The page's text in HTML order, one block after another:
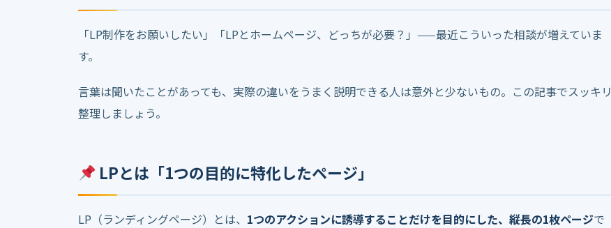
「LP制作をお願いしたい」「LPとホームページ、どっちが必要？」——最近こういった相談が増えていま
す。
言葉は聞いたことがあっても、実際の違いをうまく説明できる人は意外と少ないもの。この記事でスッキリ
整理しましょう。
LPとは「1つの目的に特化したページ」
LP（ランディングページ）とは、 1つのアクションに誘導することだけを目的にした、縦長の1枚ページで